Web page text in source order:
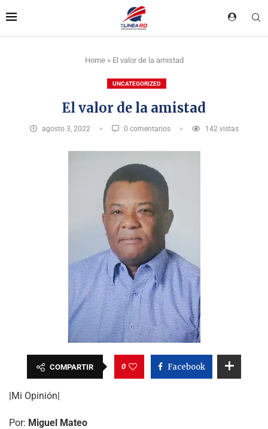
Home» El valor de la amistad
UNCATEGORIZED
El valor de la amistad
agosto 3, 2022 0 comentarios 142vistas
COMPARTIR 0 Facebook
|Mi Opinión|
Por: Miguel Mateo